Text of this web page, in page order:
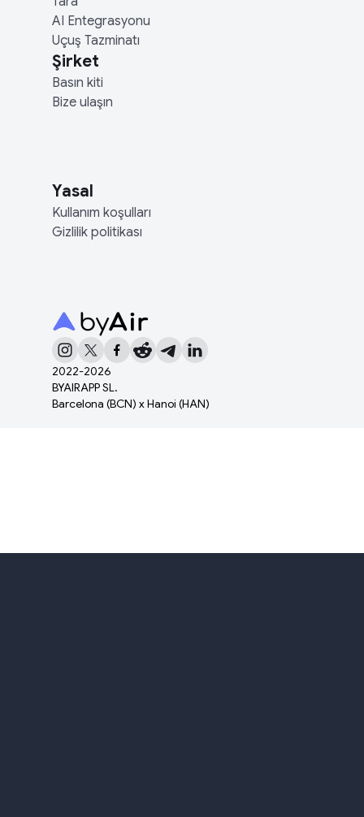
2022-2026
BYAIRAPP SL.
Barcelona (BCN) x Hanoi (HAN)
AI Entegrasyonu
Uçuş Tazminatı
Şirket
Basın kiti
Bize ulaşın
Yasal
Kullanım koşulları
Gizlilik politikası